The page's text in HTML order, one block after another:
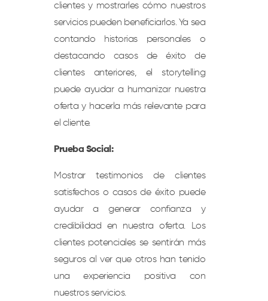
clientes y mostrarles cómo nuestros
servicios pueden beneficiarlos. Ya sea
contando historias personales o
destacando casos de éxito de
clientes anteriores, el storytelling
puede ayudar a humanizar nuestra
oferta y hacerla más relevante para
el cliente.
Prueba Social:
Mostrar testimonios de clientes
satisfechos o casos de éxito puede
ayudar a generar confianza y
credibilidad en nuestra oferta. Los
clientes potenciales se sentirán más
seguros al ver que otros han tenido
una experiencia positiva con
nuestros servicios.